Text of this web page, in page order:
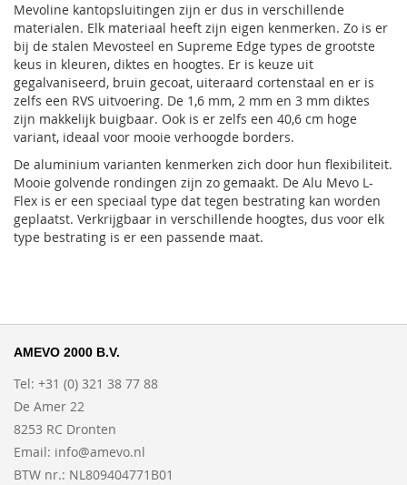
Mevoline kantopsluitingen zijn er dus in verschillende
materialen. Elk materiaal heeft zijn eigen kenmerken. Zo is er
bij de stalen Mevosteel en Supreme Edge types de grootste
keus in kleuren, diktes en hoogtes. Er is keuze uit
gegalvaniseerd, bruin gecoat, uiteraard cortenstaal en er is
zelfs een RVS uitvoering. De 1,6 mm, 2 mm en 3 mm diktes
zijn makkelijk buigbaar. Ook is er zelfs een 40,6 cm hoge
variant, ideaal voor mooie verhoogde borders.
De aluminium varianten kenmerken zich door hun flexibiliteit.
Mooie golvende rondingen zijn zo gemaakt. De Alu Mevo L-
Flex is er een speciaal type dat tegen bestrating kan worden
geplaatst. Verkrijgbaar in verschillende hoogtes, dus voor elk
type bestrating is er een passende maat.
AMEVO 2000 B.V.
Tel: +31 (0) 321 38 77 88
De Amer 22
8253 RC Dronten
Email: info@amevo.nl
BTW nr.: NL809404771B01